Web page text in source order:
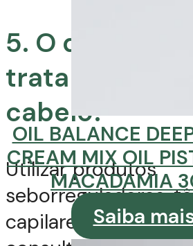
OIL BALANCE
CREAM MIX OIL
MACADAMIA
Saiba
5. O que fazer
tratar a raiz
cabelo?
Utilizar produtos
seborreguladores,
capilares